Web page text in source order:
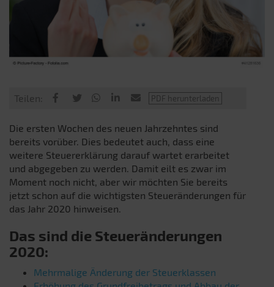
Teilen:
Die ersten Wochen des neuen Jahrzehntes sind
bereits vorüber. Dies bedeutet auch, dass eine
weitere Steuererklärung darauf wartet erarbeitet
und abgegeben zu werden. Damit eilt es zwar im
Moment noch nicht, aber wir möchten Sie bereits
jetzt schon auf die wichtigsten Steueränderungen für
das Jahr 2020 hinweisen.
Das sind die Steueränderungen
2020:
Mehrmalige Änderung der Steuerklassen